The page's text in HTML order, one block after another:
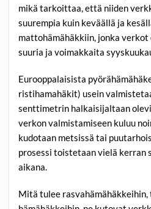
mikä tarkoittaa, että niiden
suurempia kuin keväällä ja
mattohämähäkkiin, jonka
suuria ja voimakkaita
Eurooppalaisista
ristihamahäkit) usein
senttimetrin halkaisijaltaan
verkon valmistamiseen kuluu
kudotaan metsissä tai
prosessi toistetaan vielä kerran
aikana.
Mitä tulee